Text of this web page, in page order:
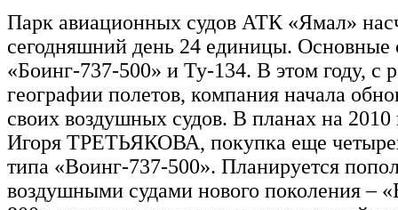
Парк авиационных судов АТК «Ямал»
сегодняшний день 24 единицы. Основные
«Боинг-737-500» и Ту-134. В этом году, с
географии полетов, компания начала
своих воздушных судов. В планах на 2010
Игоря ТРЕТЬЯКОВА, покупка еще
типа «Воинг-737-500». Планируется
воздушными судами нового поколения –